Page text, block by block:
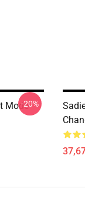
Mode-20%